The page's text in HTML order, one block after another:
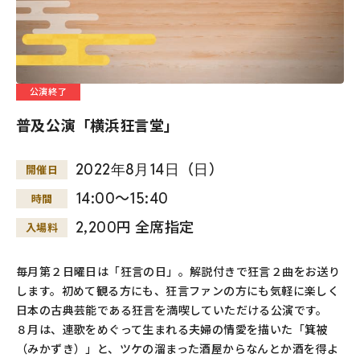
公演終了
普及公演「横浜狂言堂」
開催日 2022年8月 14日 （日 ）
時間 14:00～15:40
入場料 2,200円 全席指定
毎月第２日曜日は「狂言の日」。解説付きで狂言２曲をお送り
します。初めて観る方にも、狂言ファンの方にも気軽に楽しく
日本の古典芸能である狂言を満喫していただける公演です。
８月は、連歌をめぐって生まれる夫婦の情愛を描いた「箕被
（みかずき）」と、ツケの溜まった酒屋からなんとか酒を得よ